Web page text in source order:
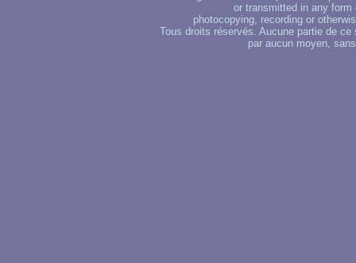
or transmitted in any
photocopying, recording or
Tous droits réservés. Aucune partie de
par aucun moyen,